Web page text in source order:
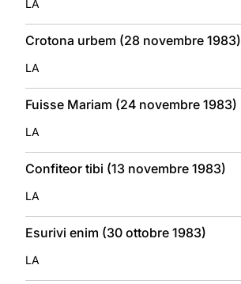
LA
Crotona urbem (28 novembre 1983)
LA
Fuisse Mariam (24 novembre 1983)
LA
Confiteor tibi (13 novembre 1983)
LA
Esurivi enim (30 ottobre 1983)
LA